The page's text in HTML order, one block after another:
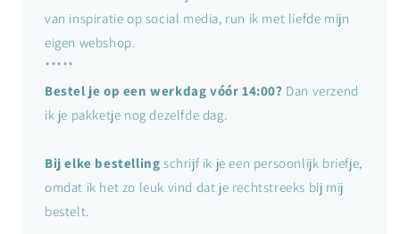
van inspiratie op social media, run ik met liefde mijn
eigen webshop.
*****
Bestel je op een werkdag vóór 14:00? Dan verzend
ik je pakketje nog dezelfde dag.
Bij elke bestelling schrijf ik je een persoonlijk briefje,
omdat ik het zo leuk vind dat je rechtstreeks bij mij
bestelt.